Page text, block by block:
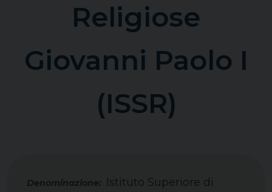
Religiose
Giovanni Paolo I
(ISSR)
Istituto Superiore di